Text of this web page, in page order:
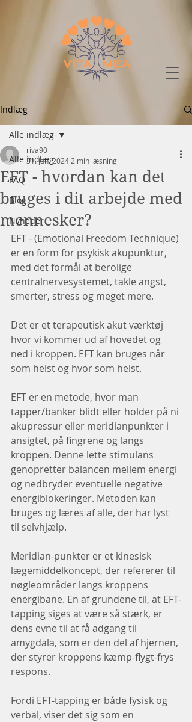
Indlæg
Alle indlæg
FAQ
Blog
Nyheder
Alle indlæg
EFT - hvordan kan det
bruges i dit arbejde med
mennesker?
riva90
31. jan. 2024 2 min læsning
EFT - (Emotional Freedom Technique)
er en form for psykisk akupunktur,
med det formål at berolige
centralnervesystemet, takle angst,
smerter, stress og meget mere.
Det er et terapeutisk akut værktøj
hvor vi kommer ud af hovedet og
ned i kroppen. EFT kan bruges når
som helst og hvor som helst.
EFT er en metode, hvor man
tapper/banker blidt eller holder på ni
akupressur eller meridianpunkter i
ansigtet, på fingrene og langs
kroppen. Denne lette stimulans
genopretter balancen mellem energi
og nedbryder eventuelle negative
energiblokeringer. Metoden kan
bruges og læres af alle, der har lyst
til selvhjælp.
Meridian-punkter er et kinesisk
lægemiddelkoncept, der refererer til
nøgleområder langs kroppens
energibane. En af grundene til, at EFT-
tapping siges at være så stærk, er
dens evne til at få adgang til
amygdala, som er den del af hjernen,
der styrer kroppens kæmp-flygt-frys
respons.
Fordi EFT-tapping er både fysisk og
verbal, viser det sig som en